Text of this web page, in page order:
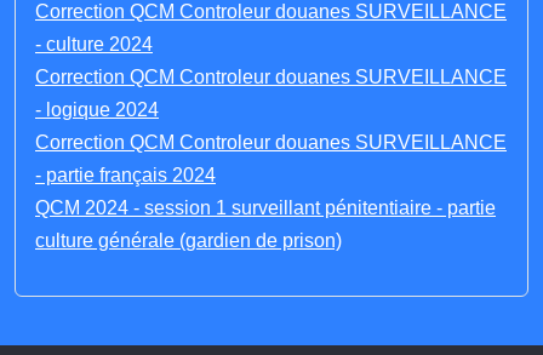
Correction QCM Controleur douanes SURVEILLANCE
- culture 2024
Correction QCM Controleur douanes SURVEILLANCE
- logique 2024
Correction QCM Controleur douanes SURVEILLANCE
- partie français 2024
QCM 2024 - session 1 surveillant pénitentiaire - partie
culture générale (gardien de prison)